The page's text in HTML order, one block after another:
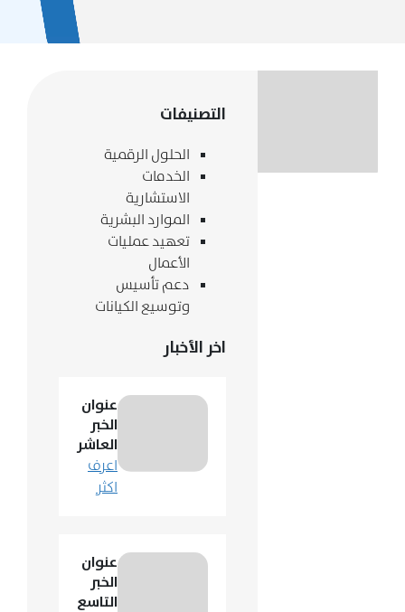
التصنيفات
الحلول الرقمية
الخدمات
الاستشارية
الموارد البشرية
تعهيد عمليات
الأعمال
دعم تأسيس
وتوسيع الكيانات
اخر الأخبار
عنوان
الخبر
العاشر
اعرف
اكثر
عنوان
الخبر
التاسع